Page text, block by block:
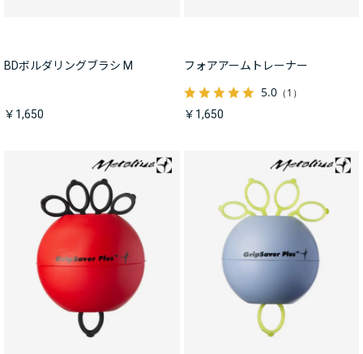
BDボルダリングブラシ M
￥1,650
フォアアームトレーナー
5.0（1）
￥1,650